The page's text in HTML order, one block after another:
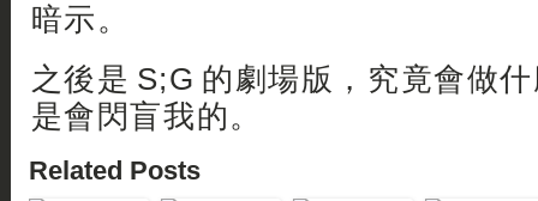
暗示。
之後是 S;G 的劇場版，究竟會做
是會閃盲我的。
Related Posts